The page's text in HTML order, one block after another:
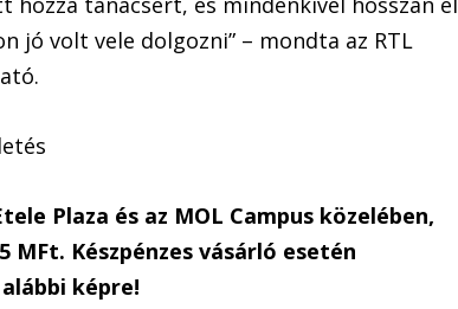
jó volt vele dolgozni” – mondta az RTL
Plaza és az MOL Campus közelében,
MFt. Készpénzes vásárló esetén
képre!